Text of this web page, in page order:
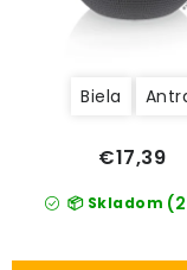
Biela
📦 Skladom
€17,39